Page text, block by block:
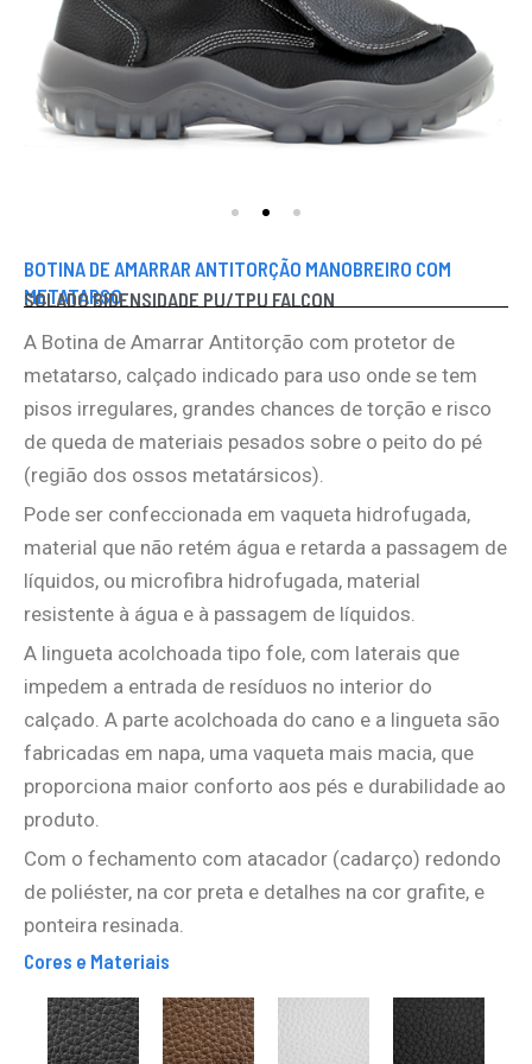
BOTINA DE AMARRAR ANTITORÇÃO MANOBREIRO COM
METATARSO
SOLADO BIDENSIDADE PU/TPU FALCON
A Botina de Amarrar Antitorção com protetor de
metatarso, calçado indicado para uso onde se tem
pisos irregulares, grandes chances de torção e risco
de queda de materiais pesados sobre o peito do pé
(região dos ossos metatársicos).
Pode ser confeccionada em vaqueta hidrofugada,
material que não retém água e retarda a passagem de
líquidos, ou microfibra hidrofugada, material
resistente à água e à passagem de líquidos.
A lingueta acolchoada tipo fole, com laterais que
impedem a entrada de resíduos no interior do
calçado. A parte acolchoada do cano e a lingueta são
fabricadas em napa, uma vaqueta mais macia, que
proporciona maior conforto aos pés e durabilidade ao
produto.
Com o fechamento com atacador (cadarço) redondo
de poliéster, na cor preta e detalhes na cor grafite, e
ponteira resinada.
Cores e Materiais